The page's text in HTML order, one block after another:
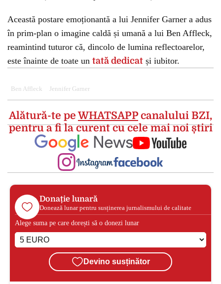
Această postare emoționantă a lui Jennifer Garner a adus
în prim-plan o imagine caldă și umană a lui Ben Affleck,
reamintind tuturor că, dincolo de lumina reflectoarelor,
este înainte de toate un tată dedicat și iubitor.
Ben Affleck Jennifer Garner
Alătură-te peWHATSAPPcanalului BZI,
pentru a fi la curent cu cele mai noi știri
Donație lunară
Donează lunar pentru susținerea jurnalismului de calitate
Alege suma pe care dorești să o donezi lunar
Devino susținător